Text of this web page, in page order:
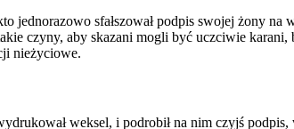
sfałszował podpis swojej żony na
czyny, aby skazani mogli być uczciwie
nieżyciowe.
weksel, i podrobił na nim czyjś